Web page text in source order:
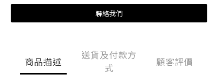
聯絡我們
商品描述
送貨及付款方
式
顧客評價